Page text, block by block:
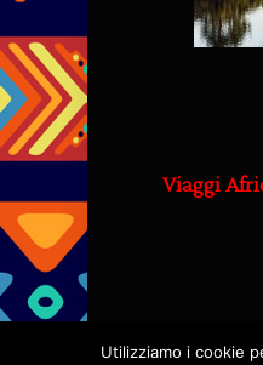
Viaggi
Utilizziamo i cookie